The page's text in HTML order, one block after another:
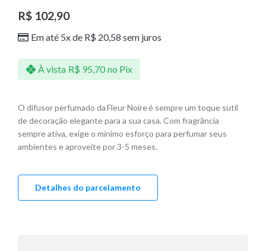
R$ 102,90
Em até 5x de R$ 20,58 sem juros
À vista R$ 95,70 no Pix
O difusor perfumado da Fleur Noire é sempre um toque sutil
de decoração elegante para a sua casa. Com fragrância
sempre ativa, exige o mínimo esforço para perfumar seus
ambientes e aproveite por 3-5 meses.
Detalhes do parcelamento